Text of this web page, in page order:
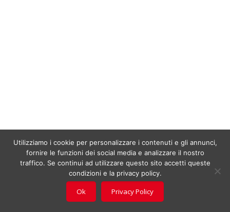
Utilizziamo i cookie per personalizzare i contenuti e gli annunci,
fornire le funzioni dei social media e analizzare il nostro
traffico. Se continui ad utilizzare questo sito accetti queste
condizioni e la privacy policy.
Ok Privacy Policy